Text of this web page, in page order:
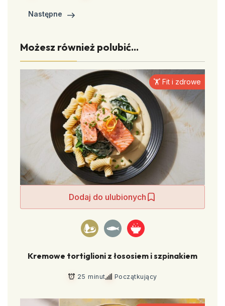
Następne
Możesz również polubić...
Dodaj do ulubionych
🏋️ Fit i zdrowe
Kremowe tortiglioni z łososiem i szpinakiem
25 minut Początkujący